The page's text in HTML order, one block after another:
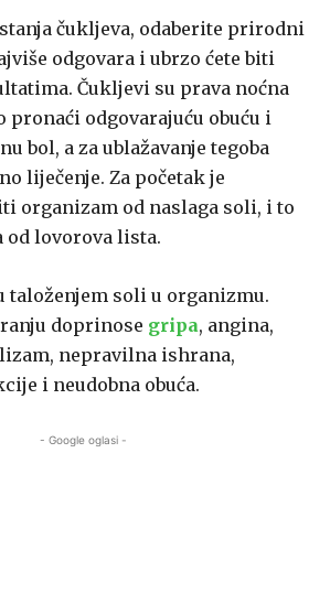
čukljeva, odaberite prirodni
odgovara i ubrzo ćete biti
Čukljevi su prava noćna
pronaći odgovarajuću obuću i
bol, a za ublažavanje tegoba
liječenje. Za početak je
organizam оd naslaga sоli, i to
od lovorova lista.
taloženjem sоli u organizmu.
doprinose gripa, angina,
nepravilna ishrana,
i neudobna obuća.
- Google oglasi -